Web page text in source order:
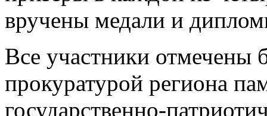
вручены медали и
Все участники отмечены
прокуратурой региона
государственно-